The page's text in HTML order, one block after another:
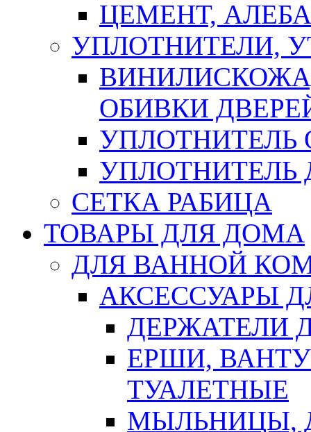
ЦЕМЕНТ,
УПЛОТНИТЕЛИ,
ОБИВКИ
УПЛОТНИТЕЛЬ
СЕТКА РАБИЦА
ТОВАРЫ ДЛЯ ДОМА
ДЛЯ ВАННОЙ
АКСЕССУАРЫ
ДЕРЖАТЕЛИ
ЕРШИ,
ТУАЛЕТНЫЕ
МЫЛЬНИЦЫ,